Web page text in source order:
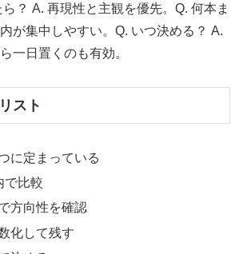
？ A. 再現性と主観を優先。Q. 何本ま
が集中しやすい。Q. いつ決める？ A.
一日置くのも有効。
スト
に定まっている
で比較
方向性を確認
化して残す